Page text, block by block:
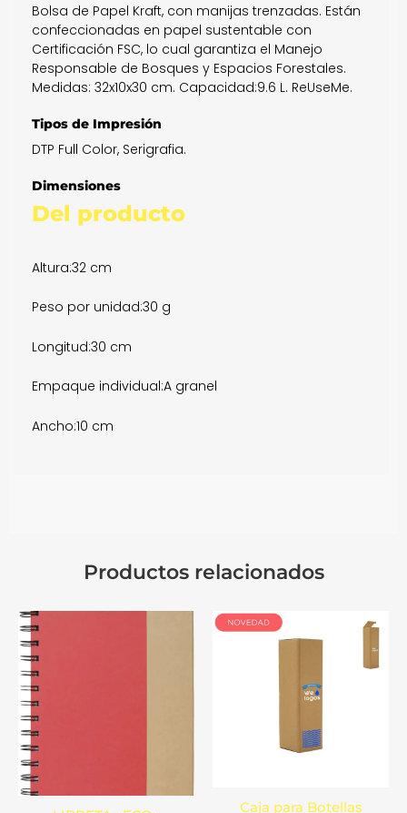
Bolsa de Papel Kraft, con manijas trenzadas. Están
confeccionadas en papel sustentable con
Certificación FSC, lo cual garantiza el Manejo
Responsable de Bosques y Espacios Forestales.
Medidas: 32x10x30 cm. Capacidad:9.6 L. ReUseMe.
Tipos de Impresión
DTP Full Color, Serigrafia.
Dimensiones
Del producto
Altura:32 cm
Peso por unidad:30 g
Longitud:30 cm
Empaque individual:A granel
Ancho:10 cm
Productos relacionados
Caja para Botellas